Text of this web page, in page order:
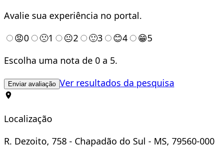
Avalie sua experiência no portal.
😡0 🙁1 😐2 🙂3 😊4 😁5
Escolha uma nota de 0 a 5.
Enviar avaliação Ver resultados da pesquisa
Localização
R. Dezoito, 758 - Chapadão do Sul - MS, 79560-000